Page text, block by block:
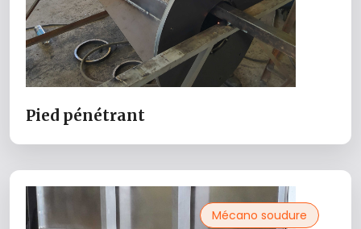
Pied pénétrant
Mécano soudure